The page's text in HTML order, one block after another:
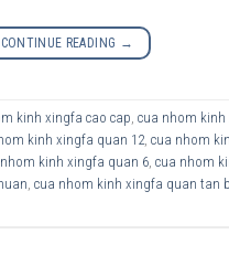
CONTINUE READING →
kinh xingfa cao cap, cua nhom kinh
kinh xingfa quan 12, cua nhom
kinh xingfa quan 6, cua nhom
, cua nhom kinh xingfa quan tan